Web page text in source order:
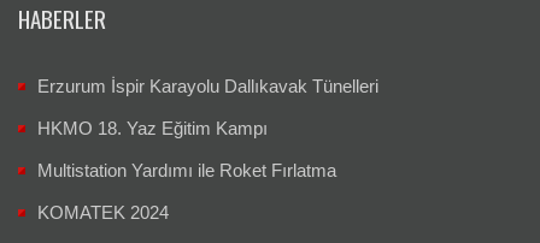
HABERLER
Erzurum İspir Karayolu Dallıkavak Tünelleri
HKMO 18. Yaz Eğitim Kampı
Multistation Yardımı ile Roket Fırlatma
KOMATEK 2024